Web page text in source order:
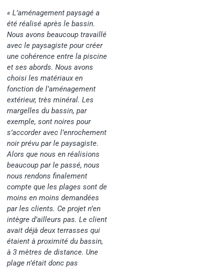
« L’aménagement paysagé a
été réalisé après le bassin.
Nous avons beaucoup travaillé
avec le paysagiste pour créer
une cohérence entre la piscine
et ses abords. Nous avons
choisi les matériaux en
fonction de l’aménagement
extérieur, très minéral. Les
margelles du bassin, par
exemple, sont noires pour
s’accorder avec l’enrochement
noir prévu par le paysagiste.
Alors que nous en réalisions
beaucoup par le passé, nous
nous rendons finalement
compte que les plages sont de
moins en moins demandées
par les clients. Ce projet n’en
intègre d’ailleurs pas. Le client
avait déjà deux terrasses qui
étaient à proximité du bassin,
à 3 mètres de distance. Une
plage n’était donc pas